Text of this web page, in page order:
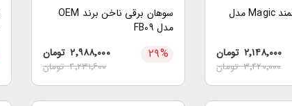
ناخن گیر هوشمند Magic مدل
۲٬۱۴۸٬۰۰۰تومان
۳٬۴۲۰٬۰۰۰تومان
سوهان برقی ناخن برند OEM
مدل FB09
۲۹% ۲٬۹۸۸٬۰۰۰تومان
۴٬۲۳۱٬۶۰۰تومان